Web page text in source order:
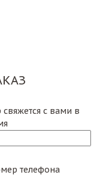
с вами в
телефона